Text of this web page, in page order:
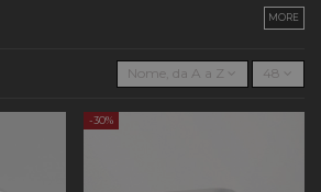
MORE
Nome, da A a Z 48
-30%